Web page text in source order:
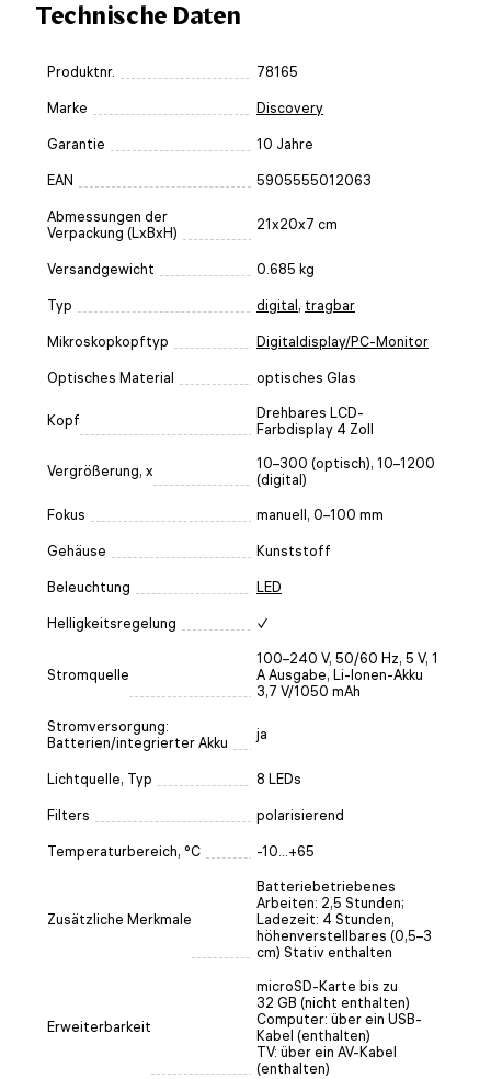
Technische Daten
Produktnr. 78165
Marke Discovery
Garantie 10 Jahre
EAN 5905555012063
Abmessungen der
Verpackung (LxBxH)
21x20x7 cm
Versandgewicht 0.685 kg
Typ digital , tragbar
Mikroskopkopftyp Digitaldisplay/PC-Monitor
Optisches Material optisches Glas
Kopf
Drehbares LCD-
Farbdisplay 4 Zoll
Vergrößerung, x
10–300 (optisch), 10–1200
(digital)
Fokus manuell, 0–100 mm
Gehäuse Kunststoff
Beleuchtung LED
Helligkeitsregelung ✓
Stromquelle
100–240 V, 50/60 Hz, 5 V, 1
A Ausgabe, Li-Ionen-Akku
3,7 V/1050 mAh
Stromversorgung:
Batterien/integrierter Akku
ja
Lichtquelle, Typ 8 LEDs
Filters polarisierend
Temperaturbereich, °C -10...+65
Zusätzliche Merkmale
Batteriebetriebenes
Arbeiten: 2,5 Stunden;
Ladezeit: 4 Stunden,
höhenverstellbares (0,5–3
cm) Stativ enthalten
Erweiterbarkeit
microSD-Karte bis zu
32 GB (nicht enthalten)
Computer: über ein USB-
Kabel (enthalten)
TV: über ein AV-Kabel
(enthalten)